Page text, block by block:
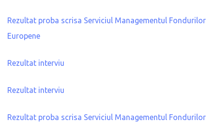
Rezultat proba scrisa Serviciul Managementul Fondurilor
Europene
Rezultat interviu
Rezultat interviu
Rezultat proba scrisa Serviciul Managementul Fondurilor